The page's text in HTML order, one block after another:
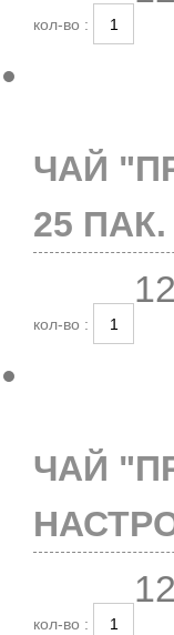
кол-во :
ЧАЙ
25 ПАК.
кол-во :
ЧАЙ
кол-во :